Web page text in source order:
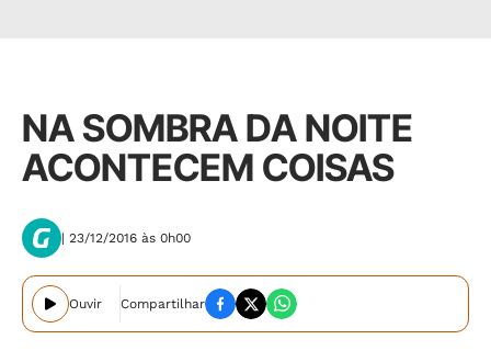
NA SOMBRA DA NOITE
ACONTECEM COISAS
| 23/12/2016 às 0h00
Ouvir Compartilhar